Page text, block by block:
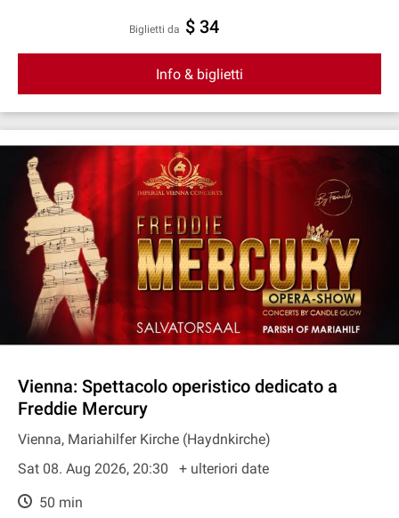
Biglietti da $ 34
Info & biglietti
Vienna: Spettacolo operistico dedicato a
Freddie Mercury
Vienna, Mariahilfer Kirche (Haydnkirche)
Sat 08. Aug 2026, 20:30
+ ulteriori date
50 min